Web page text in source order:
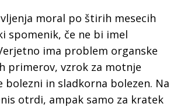
moral po štirih mesecih
spomenik, če ne bi imel
ima problem organske
primerov, vzrok za motnje
in sladkorna bolezen. Na
otrdi, ampak samo za kratek